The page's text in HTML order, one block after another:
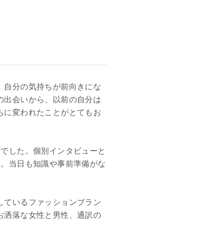
自分の気持ちが前向きにな
出会いから、以前の自分は
に変われたことがとてもお
した。個別インタビューと
当日も知識や事前準備がな
ているファッションブラン
洒落な女性と男性、通訳の